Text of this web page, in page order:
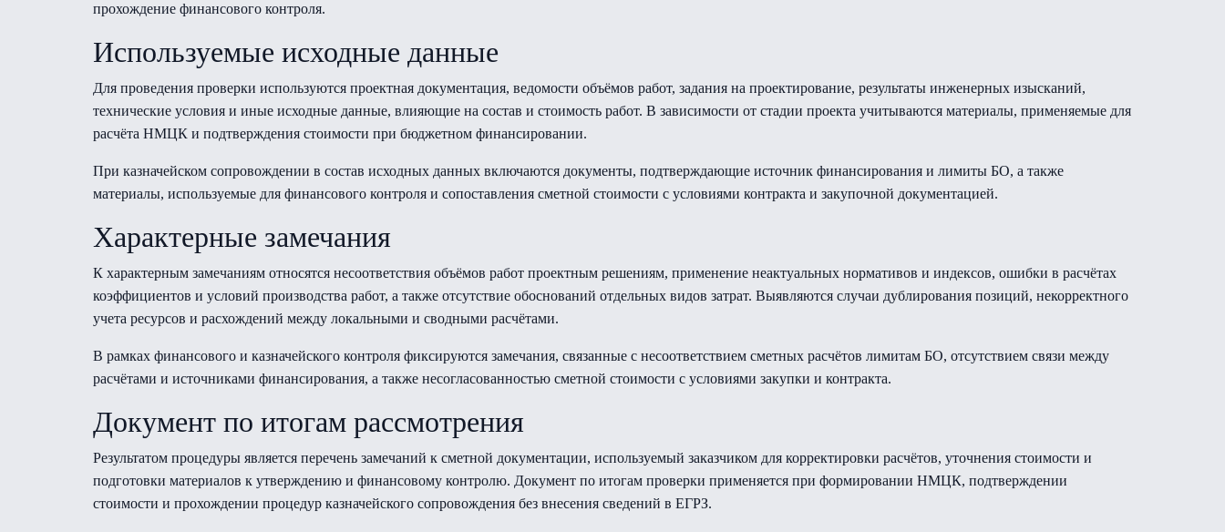
прохождение финансового контроля.
Используемые исходные данные
Для проведения проверки используются проектная документация, ведомости объёмов работ, задания на проектирование, результаты инженерных изысканий,
технические условия и иные исходные данные, влияющие на состав и стоимость работ. В зависимости от стадии проекта учитываются материалы, применяемые для
расчёта НМЦК и подтверждения стоимости при бюджетном финансировании.
При казначейском сопровождении в состав исходных данных включаются документы, подтверждающие источник финансирования и лимиты БО, а также
материалы, используемые для финансового контроля и сопоставления сметной стоимости с условиями контракта и закупочной документацией.
Характерные замечания
К характерным замечаниям относятся несоответствия объёмов работ проектным решениям, применение неактуальных нормативов и индексов, ошибки в расчётах
коэффициентов и условий производства работ, а также отсутствие обоснований отдельных видов затрат. Выявляются случаи дублирования позиций, некорректного
учета ресурсов и расхождений между локальными и сводными расчётами.
В рамках финансового и казначейского контроля фиксируются замечания, связанные с несоответствием сметных расчётов лимитам БО, отсутствием связи между
расчётами и источниками финансирования, а также несогласованностью сметной стоимости с условиями закупки и контракта.
Документ по итогам рассмотрения
Результатом процедуры является перечень замечаний к сметной документации, используемый заказчиком для корректировки расчётов, уточнения стоимости и
подготовки материалов к утверждению и финансовому контролю. Документ по итогам проверки применяется при формировании НМЦК, подтверждении
стоимости и прохождении процедур казначейского сопровождения без внесения сведений в ЕГРЗ.